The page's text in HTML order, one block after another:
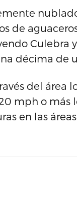
de
Culebra
décima de
del área
mph o
en las